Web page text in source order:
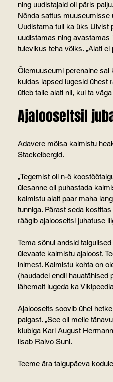
ning uudistajaid oli päris
Nõnda sattus muuseumisse
Uudistama tuli ka üks Ulvist
uudistamas ning avastamas
tulevikus teha võiks. „Alati ei
Õlemuuseumi perenaine sai
kuidas lapsed lugesid ühest
ütleb talle alati nii, kui ta väga
Ajalooseltsil
Adavere mõisa kalmistu
Stackelbergid.
„Tegemist oli n-ö
ülesanne oli puhastada
kalmistu alalt paar maha
tunniga. Pärast seda
räägib ajalooseltsi juhatuse
Tema sõnul andsid
ülevaate kalmistu ajaloost.
inimest. Kalmistu kohta on
(haudadel endil hauatähised
lähemalt lugeda ka
Ajalooselts soovib ühel
paigast. „See oli meile
klubiga Karl August
lisab Raivo Suni.
Teeme ära talgupäeva